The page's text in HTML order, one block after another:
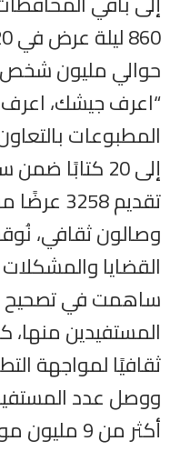
حوالي مليون
“اعرف جيشك،
المطبوعات
إلى 20 كتابًا
وصالون ثقافي،
القضايا
ساهمت في تصحيح
ثقافيًا لمواجهة
ووصل عدد
أكثر من 9 مليون مواطن.